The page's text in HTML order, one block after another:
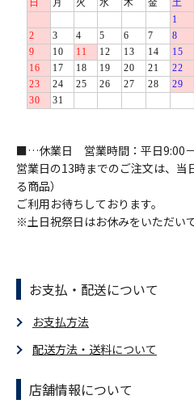
■…休業日 営業時間：平日9:00
営業日の13時までのご注文は、当
る商品）
ご利用お待ちしております。
※土日祝祭日はお休みをいただい
お支払・配送について
お支払方法
配送方法・送料について
店舗情報について